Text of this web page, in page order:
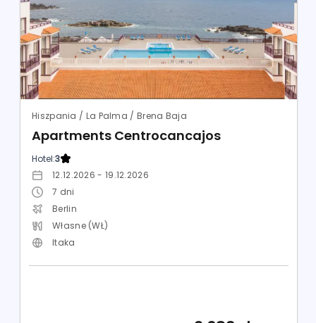
Hiszpania / La Palma / Brena Baja
Apartments Centrocancajos
Hotel:3
12.12.2026 - 19.12.2026
7 dni
Berlin
Własne (WŁ)
Itaka